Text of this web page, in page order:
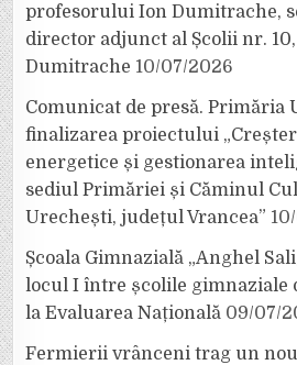
profesorului Ion Dumitrache,
director adjunct al Școlii nr.
Dumitrache 10/07/2026
Comunicat de presă. Primăria
finalizarea proiectului
energetice și gestionarea
sediul Primăriei și Căminul
Urechești, județul Vrancea”
Școala Gimnazială „Anghel
locul I între școlile gimnaziale
la Evaluarea Națională 09/07/
Fermierii vrânceni trag un